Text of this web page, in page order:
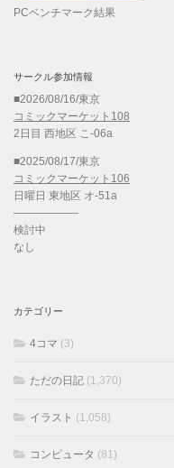
PCベンチマーク結果
サークル参加情報
■2026/08/16/東京
コミックマーケット108
2日目 西地区 こ-06a
■2025/08/17/東京
コミックマーケット106
日曜日 東地区 オ-51a
——————
検討中
なし
カテゴリー
4コマ (3)
ただの日記 (1,370)
イラスト (1,058)
コンピュータ (81)